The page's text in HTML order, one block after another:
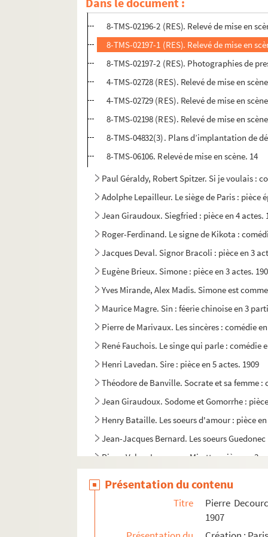
8-TMS-02196-1 (RES). Relevé de mise en
8-TMS-02196-2 (RES). Relevé de mise en
8-TMS-02197-1 (RES). Relevé de mise en
8-TMS-02197-2 (RES). Photographies de
4-TMS-02728 (RES). Relevé de mise en
4-TMS-02729 (RES). Relevé de mise en
8-TMS-02198 (RES). Relevé de mise en
8-TMS-04832(3). Plans d’implantation de
8-TMS-06106. Relevé de mise en scène. 14
Paul Géraldy, Robert Spitzer. Si je voulais :
Adolphe Lepailleur. Le siège de Paris :
Jean Giraudoux. Siegfried : pièce en 4 actes.
Roger-Ferdinand. Le signe de Kikota :
Jacques Deval. Signor Bracoli : pièce en 3
Eugène Brieux. Simone : pièce en 3 actes.
Yves Mirande, Alex Madis. Simone est
Maurice Magre. Sin : féerie chinoise en 3
Pierre de Marivaux. Les sincères : comédie
René Fauchois. Le singe qui parle : comédie
Henri Lavedan. Sire : pièce en 5 actes. 1909
Théodore de Banville. Socrate et sa femme :
Jean Giraudoux. Sodome et Gomorrhe :
Henry Bataille. Les soeurs d'amour : pièce
Jean-Jacques Bernard. Les soeurs
Pierre Veber. Les soeurs Mirette : pièce en 3
Maurice Magre. Le soldat de plomb et la
Jehan Rictus. Les soliloques du pauvre :
Présentation du contenu
Titre
Pierre
1907